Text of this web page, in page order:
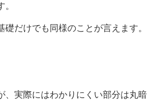
だけでも同様のことが言えます。
、実際にはわかりにくい部分は丸暗